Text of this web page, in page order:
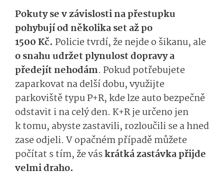
Pokuty se v závislosti na přestupku
pohybují od několika set až po
1500 Kč. Policie tvrdí, že nejde o šikanu, ale
o snahu udržet plynulost dopravy a
předejít nehodám. Pokud potřebujete
zaparkovat na delší dobu, využijte
parkoviště typu P+R, kde lze auto bezpečně
odstavit i na celý den. K+R je určeno jen
k tomu, abyste zastavili, rozloučili se a hned
zase odjeli. V opačném případě můžete
počítat s tím, že váskrátká zastávka přijde
velmi draho.